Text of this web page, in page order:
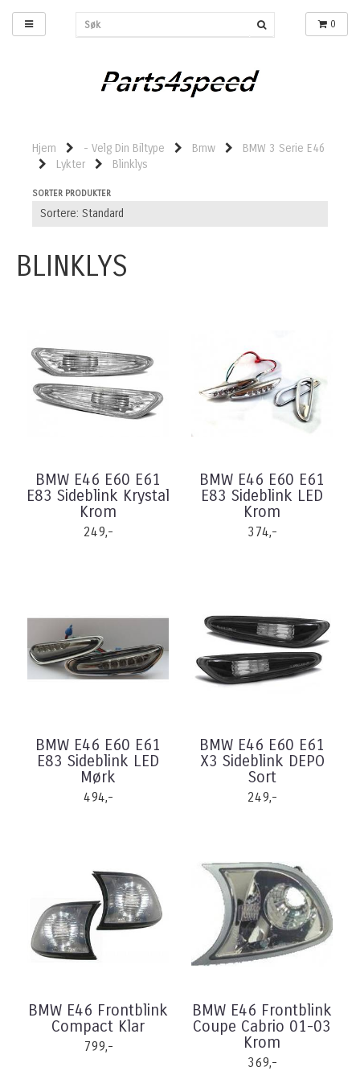
0
Hjem - Velg Din Biltype Bmw
BMW 3 Serie E46
Lykter
Blinklys
SORTER PRODUKTER
BLINKLYS
BMW E46 E60 E61
E83 Sideblink Krystal
Krom
249,-
BMW E46 E60 E61
E83 Sideblink LED
Krom
374,-
BMW E46 E60 E61
E83 Sideblink LED
Mørk
494,-
BMW E46 E60 E61
X3 Sideblink DEPO
Sort
249,-
BMW E46 Frontblink
Compact Klar
799,-
BMW E46 Frontblink
Coupe Cabrio 01-03
Krom
369,-